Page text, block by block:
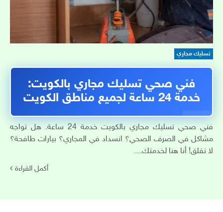
تسليك مجاري
فني صحي تسليك مجاري بالكويت:
خدمة 24 ساعة لجميع مناطق الكويت
فني صحي تسليك مجاري بالكويت خدمة 24 ساعة. هل تواجه
مشاكل في الصرف الصحي؟ انسداد في المجاري؟ بيارات طافحة؟
لا تقلق! أنا هنا لخدمتك....
أكمل القراءة